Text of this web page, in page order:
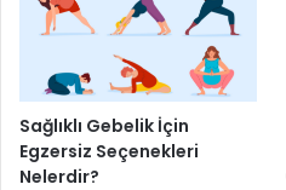
Sağlıklı Gebelik İçin
Egzersiz Seçenekleri
Nelerdir?